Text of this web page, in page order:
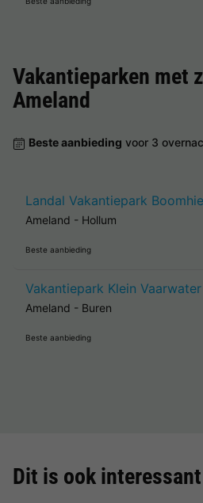
Vakantieparken met
Ameland
Beste aanbieding voor 3
Landal Vakantiepark
Ameland - Hollum
Beste aanbieding
Vakantiepark Klein Vaarwater
Ameland - Buren
Beste aanbieding
Dit is ook interessant